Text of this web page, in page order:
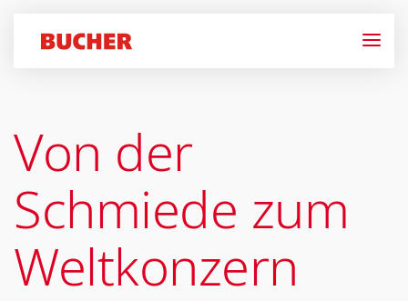
Von der
Schmiede zum
Welt­konzern